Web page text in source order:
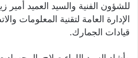
ل
ك
و
للشؤون الفنية والسيد العميد أمير
الإدارة العامة لتقنية المعلومات
قيادات الجمارك.